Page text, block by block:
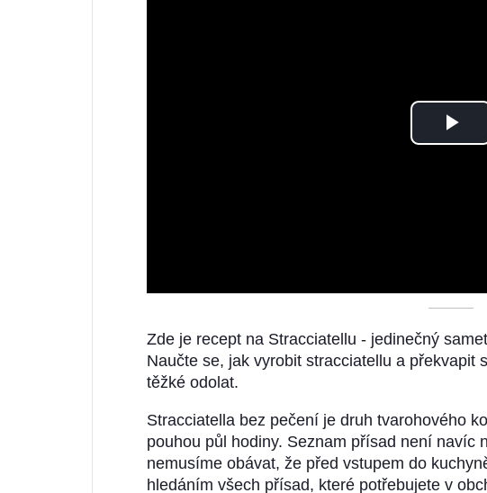
––––––––––
Zde je recept na Stracciatellu - jedinečný
Naučte se, jak vyrobit stracciatellu a překvapit
těžké odolat.
Stracciatella bez pečení je druh tvarohového
pouhou půl hodiny. Seznam přísad není navíc
nemusíme obávat, že před vstupem do
hledáním všech přísad, které potřebujete v